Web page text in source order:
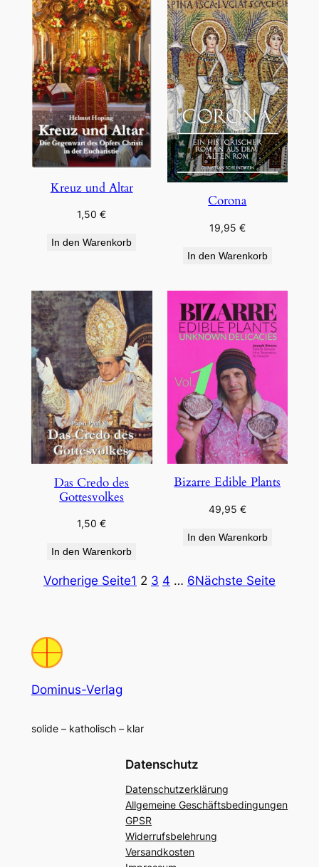
Kreuz und Altar
1,50€
In den Warenkorb
Corona
19,95 €
In den Warenkorb
Das Credo des
Gottesvolkes
1,50€
In den Warenkorb
Bizarre Edible Plants
49,95 €
In den Warenkorb
Vorherige Seite1 2 3 4 … 6Nächste Seite
Dominus-Verlag
solide – katholisch – klar
Datenschutz
Datenschutzerklärung
Allgemeine Geschäftsbedingungen
GPSR
Widerrufsbelehrung
Versandkosten